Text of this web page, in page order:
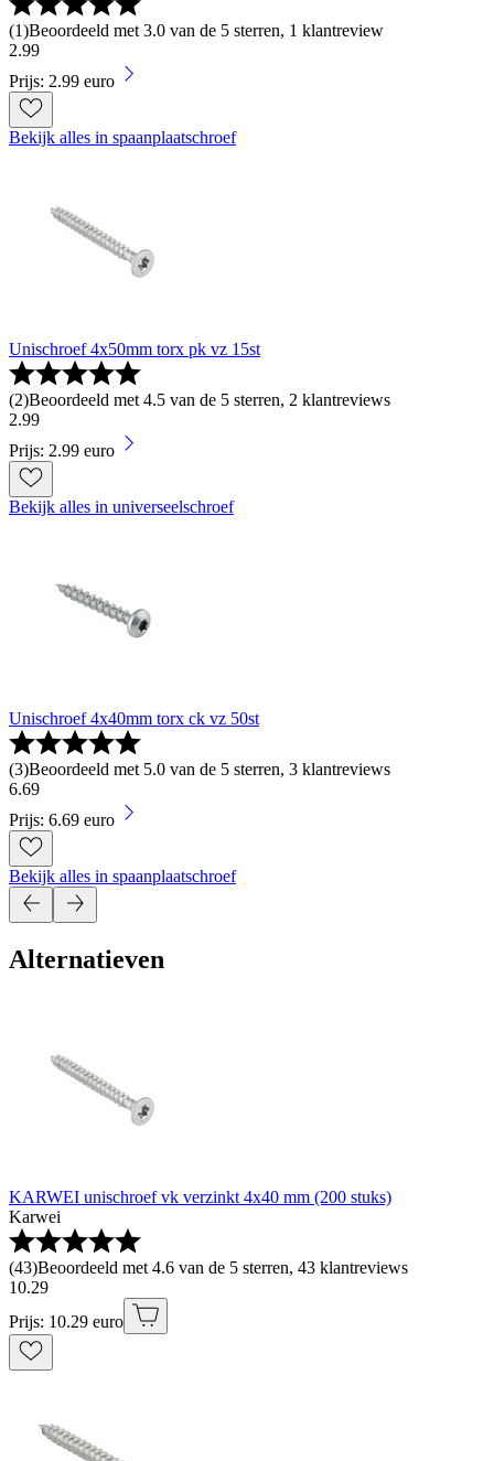
(1)Beoordeeld met 3.0 van de 5 sterren, 1 klantreview
2.99
Prijs: 2.99 euro
Bekijk alles in spaanplaatschroef
Unischroef 4x50mm torx pk vz 15st
(2)Beoordeeld met 4.5 van de 5 sterren, 2 klantreviews
2.99
Prijs: 2.99 euro
Bekijk alles in universeelschroef
Unischroef 4x40mm torx ck vz 50st
(3)Beoordeeld met 5.0 van de 5 sterren, 3 klantreviews
6.69
Prijs: 6.69 euro
Bekijk alles in spaanplaatschroef
Alternatieven
KARWEI unischroef vk verzinkt 4x40 mm (200 stuks)
Karwei
(43)Beoordeeld met 4.6 van de 5 sterren, 43 klantreviews
10.29
Prijs: 10.29 euro